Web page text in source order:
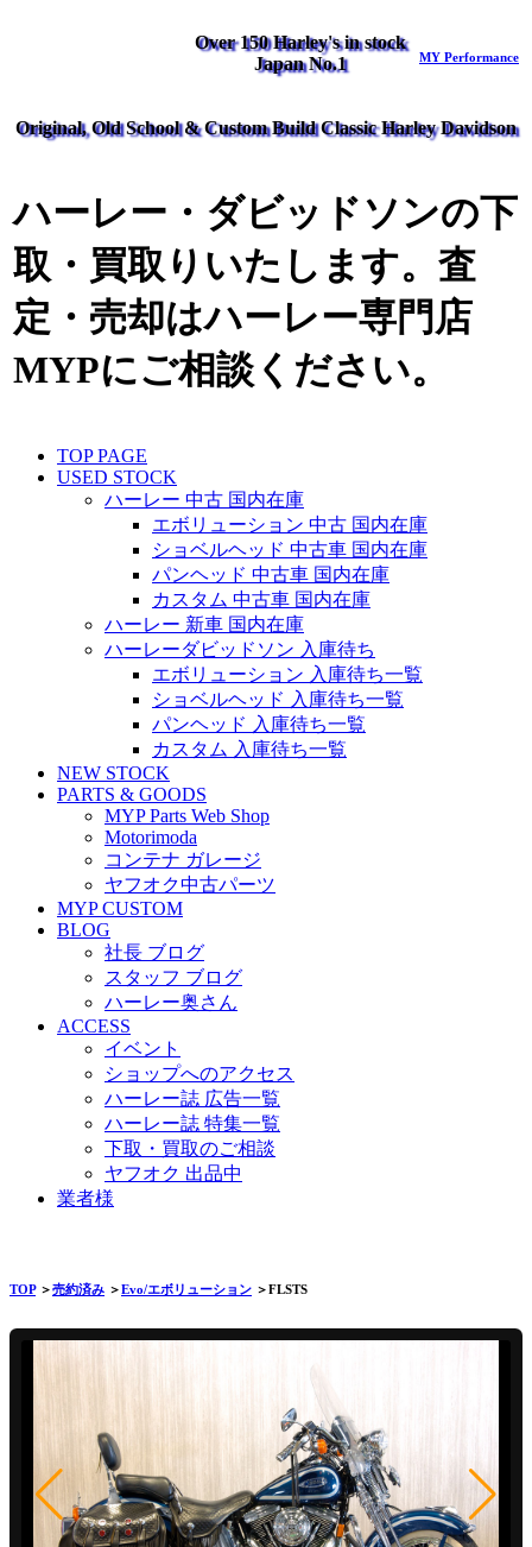
Over 150 Harley's in stock
Japan No.1
MY Performance
Original, Old School & Custom Build Classic Harley Davidson
ハーレー・ダビッドソンの下
取・買取りいたします。査
定・売却はハーレー専門店
MYPにご相談ください。
TOP PAGE
USED STOCK
ハーレー 中古 国内在庫
エボリューション 中古 国内在庫
ショベルヘッド 中古車 国内在庫
パンヘッド 中古車 国内在庫
カスタム 中古車 国内在庫
ハーレー 新車 国内在庫
ハーレーダビッドソン 入庫待ち
エボリューション 入庫待ち一覧
ショベルヘッド 入庫待ち一覧
パンヘッド 入庫待ち一覧
カスタム 入庫待ち一覧
NEW STOCK
PARTS & GOODS
MYP Parts Web Shop
Motorimoda
コンテナ ガレージ
ヤフオク中古パーツ
MYP CUSTOM
BLOG
社長 ブログ
スタッフ ブログ
ハーレー奥さん
ACCESS
イベント
ショップへのアクセス
ハーレー誌 広告一覧
ハーレー誌 特集一覧
下取・買取のご相談
ヤフオク 出品中
業者様
TOP＞売約済み ＞Evo/エボリューション ＞FLSTS